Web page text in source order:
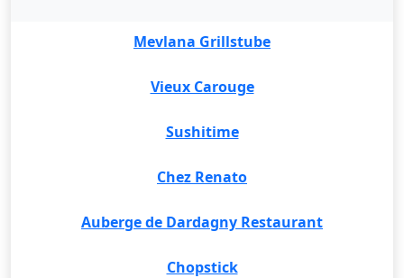
Mevlana Grillstube
Vieux Carouge
Sushitime
Chez Renato
Auberge de Dardagny Restaurant
Chopstick